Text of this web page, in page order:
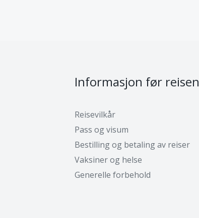
Informasjon før reisen
Reisevilkår
Pass og visum
Bestilling og betaling av reiser
Vaksiner og helse
Generelle forbehold